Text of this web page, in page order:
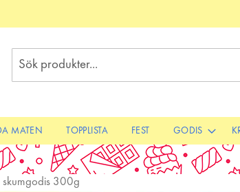
MATEN TOPPLISTA FEST GODIS
300g